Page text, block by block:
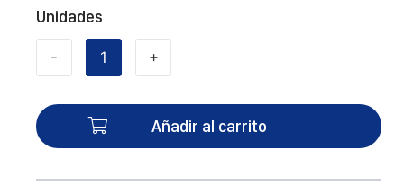
Unidades
-
en
procesos
+
Añadir al carrito